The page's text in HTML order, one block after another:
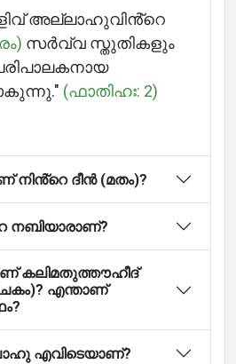
അല്ലാഹുവിൻ്റെ
സർവ്വ സ്തുതികളും
(ഫാതിഹഃ: 2)
ദീൻ (മതം)?
നബിയാരാണ്?
കലിമതുത്തൗഹീദ്
എന്താണ്
എവിടെയാണ്?